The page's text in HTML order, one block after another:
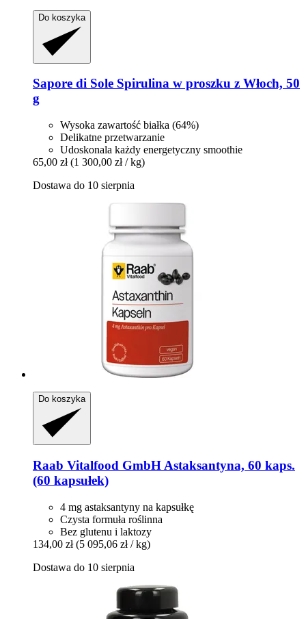
Do koszyka
Sapore di Sole Spirulina w proszku z Włoch, 50
g
Wysoka zawartość białka (64%)
Delikatne przetwarzanie
Udoskonala każdy energetyczny smoothie
65,00 zł (1 300,00 zł / kg)
Dostawa do 10 sierpnia
Do koszyka
Raab Vitalfood GmbH Astaksantyna, 60 kaps.
(60 kapsułek)
4 mg astaksantyny na kapsułkę
Czysta formuła roślinna
Bez glutenu i laktozy
134,00 zł (5 095,06 zł / kg)
Dostawa do 10 sierpnia